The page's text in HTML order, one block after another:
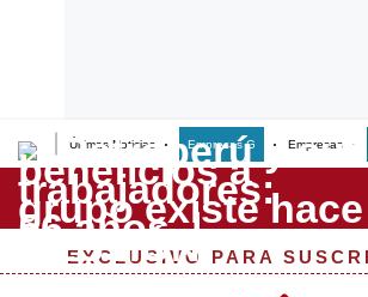
Últimas Noticias Empresas G Empresas
Lo último
Peru Quiosco
EXCLUSIVO PARA